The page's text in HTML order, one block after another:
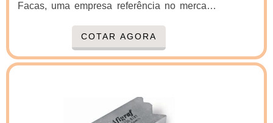
Facas, uma empresa referência no mercado.
mais se destaca no ramo, o cliente receberá
um suporte completo para sanar eventuais
dúvidas sobre o produto a ser
custa uma faca de corte e vinco, com os
profissionais da Real Laser Facas o cliente
COTAR AGORA